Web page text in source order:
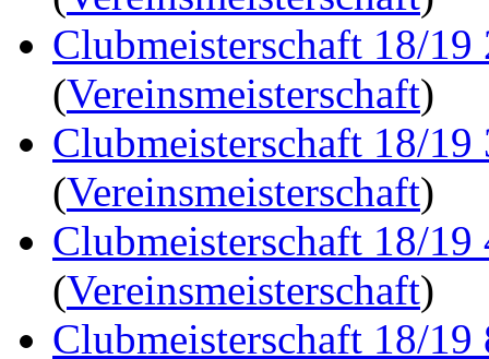
Clubmeisterschaft 18/19
(Vereinsmeisterschaft)
Clubmeisterschaft 18/19
(Vereinsmeisterschaft)
Clubmeisterschaft 18/19
(Vereinsmeisterschaft)
Clubmeisterschaft 18/19